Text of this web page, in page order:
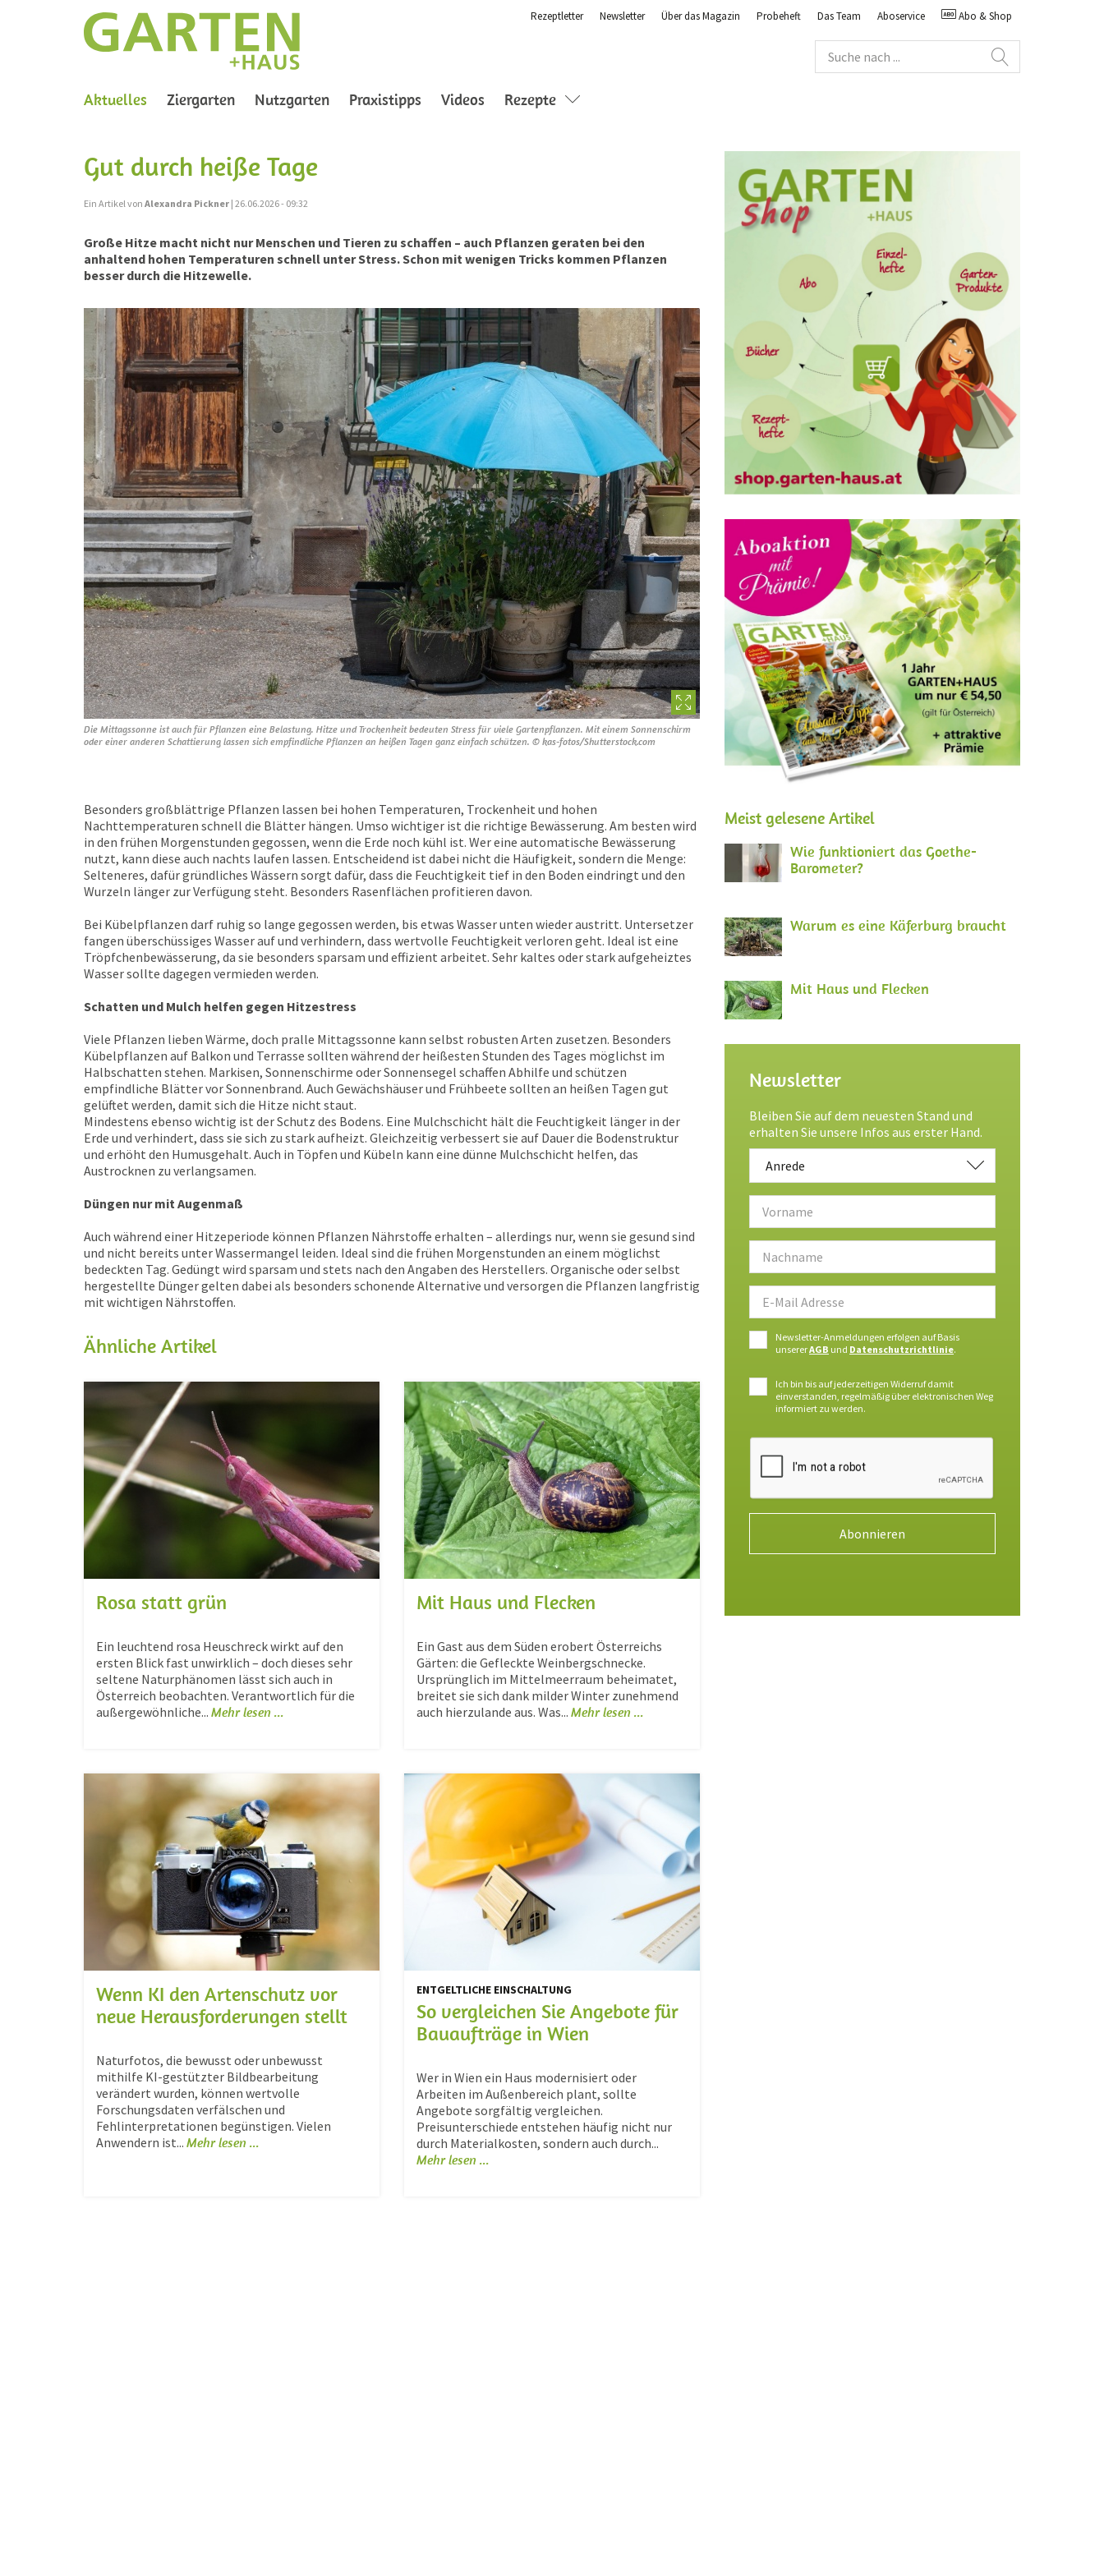
Rezeptletter Newsletter Über das Magazin Probeheft Das Team Aboservice Abo & Shop
Aktuelles (current)
Ziergarten Nutzgarten Praxistipps Videos Rezepte
Gut durch heiße Tage
Ein Artikel von Alexandra Pickner | 26.06.2026 - 09:32
Große Hitze macht nicht nur Menschen und Tieren zu schaffen – auch Pflanzen geraten bei den
anhaltend hohen Temperaturen schnell unter Stress. Schon mit wenigen Tricks kommen Pflanzen
besser durch die Hitzewelle.
Die Mittagssonne ist auch für Pflanzen eine Belastung. Hitze und Trockenheit bedeuten Stress für viele Gartenpflanzen. Mit einem Sonnenschirm
oder einer anderen Schattierung lassen sich empfindliche Pflanzen an heißen Tagen ganz einfach schützen. © kas-fotos/Shutterstock.com
Besonders großblättrige Pflanzen lassen bei hohen Temperaturen, Trockenheit und hohen
Nachttemperaturen schnell die Blätter hängen. Umso wichtiger ist die richtige Bewässerung. Am besten wird
in den frühen Morgenstunden gegossen, wenn die Erde noch kühl ist. Wer eine automatische Bewässerung
nutzt, kann diese auch nachts laufen lassen. Entscheidend ist dabei nicht die Häufigkeit, sondern die Menge:
Selteneres, dafür gründliches Wässern sorgt dafür, dass die Feuchtigkeit tief in den Boden eindringt und den
Wurzeln länger zur Verfügung steht. Besonders Rasenflächen profitieren davon.
Bei Kübelpflanzen darf ruhig so lange gegossen werden, bis etwas Wasser unten wieder austritt. Untersetzer
fangen überschüssiges Wasser auf und verhindern, dass wertvolle Feuchtigkeit verloren geht. Ideal ist eine
Tröpfchenbewässerung, da sie besonders sparsam und effizient arbeitet. Sehr kaltes oder stark aufgeheiztes
Wasser sollte dagegen vermieden werden.
Schatten und Mulch helfen gegen Hitzestress
Viele Pflanzen lieben Wärme, doch pralle Mittagssonne kann selbst robusten Arten zusetzen. Besonders
Kübelpflanzen auf Balkon und Terrasse sollten während der heißesten Stunden des Tages möglichst im
Halbschatten stehen. Markisen, Sonnenschirme oder Sonnensegel schaffen Abhilfe und schützen
empfindliche Blätter vor Sonnenbrand. Auch Gewächshäuser und Frühbeete sollten an heißen Tagen gut
gelüftet werden, damit sich die Hitze nicht staut.
Mindestens ebenso wichtig ist der Schutz des Bodens. Eine Mulchschicht hält die Feuchtigkeit länger in der
Erde und verhindert, dass sie sich zu stark aufheizt. Gleichzeitig verbessert sie auf Dauer die Bodenstruktur
und erhöht den Humusgehalt. Auch in Töpfen und Kübeln kann eine dünne Mulchschicht helfen, das
Austrocknen zu verlangsamen.
Düngen nur mit Augenmaß
Auch während einer Hitzeperiode können Pflanzen Nährstoffe erhalten – allerdings nur, wenn sie gesund sind
und nicht bereits unter Wassermangel leiden. Ideal sind die frühen Morgenstunden an einem möglichst
bedeckten Tag. Gedüngt wird sparsam und stets nach den Angaben des Herstellers. Organische oder selbst
hergestellte Dünger gelten dabei als besonders schonende Alternative und versorgen die Pflanzen langfristig
mit wichtigen Nährstoffen.
Ähnliche Artikel
Rosa statt grün
Ein leuchtend rosa Heuschreck wirkt auf den
ersten Blick fast unwirklich – doch dieses sehr
seltene Naturphänomen lässt sich auch in
Österreich beobachten. Verantwortlich für die
außergewöhnliche... Mehr lesen ...
Mit Haus und Flecken
Ein Gast aus dem Süden erobert Österreichs
Gärten: die Gefleckte Weinbergschnecke.
Ursprünglich im Mittelmeerraum beheimatet,
breitet sie sich dank milder Winter zunehmend
auch hierzulande aus. Was... Mehr lesen ...
Wenn KI den Artenschutz vor
neue Herausforderungen stellt
Naturfotos, die bewusst oder unbewusst
mithilfe KI-gestützter Bildbearbeitung
verändert wurden, können wertvolle
Forschungsdaten verfälschen und
Fehlinterpretationen begünstigen. Vielen
Anwendern ist... Mehr lesen ...
ENTGELTLICHE EINSCHALTUNG
So vergleichen Sie Angebote für
Bauaufträge in Wien
Wer in Wien ein Haus modernisiert oder
Arbeiten im Außenbereich plant, sollte
Angebote sorgfältig vergleichen.
Preisunterschiede entstehen häufig nicht nur
durch Materialkosten, sondern auch durch...
Mehr lesen ...
Meist gelesene Artikel
Wie funktioniert das Goethe-
Barometer?
Warum es eine Käferburg braucht
Mit Haus und Flecken
Newsletter
Bleiben Sie auf dem neuesten Stand und
erhalten Sie unsere Infos aus erster Hand.
Anrede
Newsletter-Anmeldungen erfolgen auf Basis
unsererAGB und Datenschutzrichtlinie.
Ich bin bis auf jederzeitigen Widerruf damit
einverstanden, regelmäßig über elektronischen Weg
informiert zu werden.
Abonnieren